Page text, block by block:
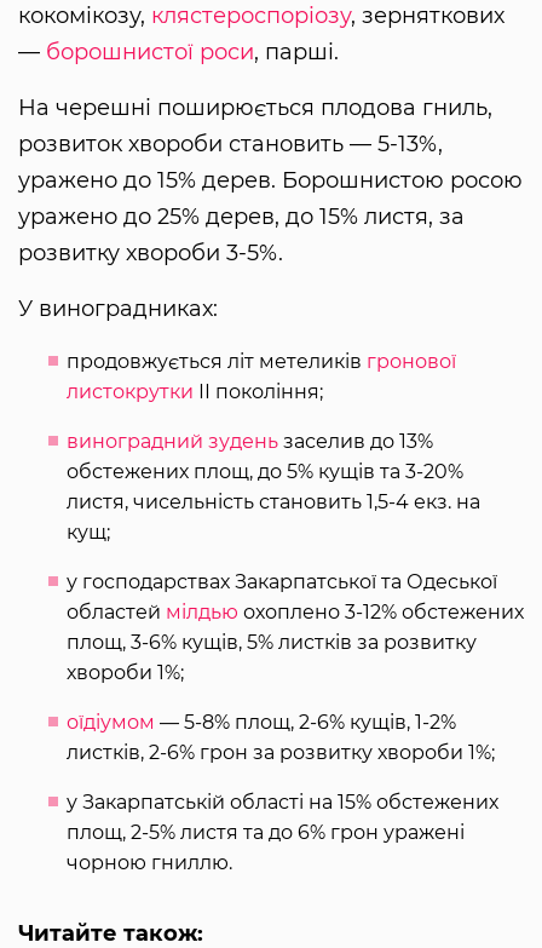
кокомікозу, клястероспоріозу, зерняткових
— борошнистої роси, парші.
На черешні поширюється плодова гниль,
розвиток хвороби становить — 5-13%,
уражено до 15% дерев. Борошнистою росою
уражено до 25% дерев, до 15% листя, за
розвитку хвороби 3-5%.
У виноградниках:
продовжується літ метеликів гронової
листокрутки ІІ покоління;
виноградний зудень заселив до 13%
обстежених площ, до 5% кущів та 3-20%
листя, чисельність становить 1,5-4 екз. на
кущ;
у господарствах Закарпатської та Одеської
областей мілдью охоплено 3-12% обстежених
площ, 3-6% кущів, 5% листків за розвитку
хвороби 1%;
оїдіумом — 5-8% площ, 2-6% кущів, 1-2%
листків, 2-6% грон за розвитку хвороби 1%;
у Закарпатській області на 15% обстежених
площ, 2-5% листя та до 6% грон уражені
чорною гниллю.
Читайте також: